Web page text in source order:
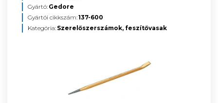
Gyártó: Gedore
Gyártói cikkszám:137-600
Kategória: Szerelőszerszámok, feszítővasak